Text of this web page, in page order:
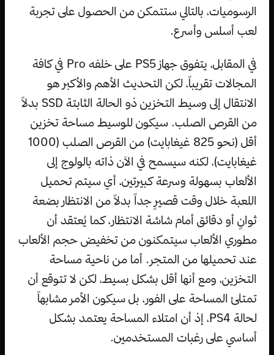
الرسوميات، بالتالي ستتمكن من الحصول على تجربة
لعب أسلس وأسرع.
في المقابل، يتفوق جهاز PS5 على خلفه Pro في كافة
المجالات تقريباً، لكن التحديث الأهم والأكبر هو
الانتقال إلى وسيط التخزين ذو الحالة الثابتة SSD بدلاً
من القرص الصلب. سيكون للوسيط مساحة تخزين
أقل (نحو 825 غيغابايت) من القرص الصلب (1000
غيغابايت)، لكنه سيسمح في الآن ذاته بالولوج إلى
الألعاب بسهولة وسرعة كبيرتين، أي سيتم تحميل
اللعبة خلال وقت قصيرٍ جداً بدلاً من الانتظار بضعة
ثوانٍ أو دقائق أمام شاشة الانتظار، كما يُعتقد أن
مطوري الألعاب سيتمكنون من تخفيض حجم الألعاب
عند تحميلها من المتجر. أما من ناحية مساحة
التخزين، ومع أنها أقل بشكل بسيط، لكن لا تتوقع أن
تمتلئ المساحة على الفور، بل سيكون الأمر مشابهاً
لحالة PS4، إذ أن امتلاء المساحة يعتمد بشكل
أساسي على رغبات المستخدمين.